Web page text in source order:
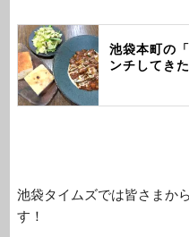
池袋本町の
ンチしてきた
池袋タイムズでは皆さまか
す！